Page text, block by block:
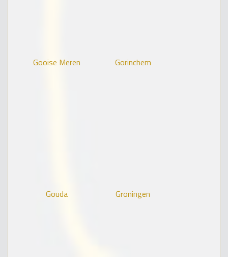
Gooise Meren Gorinchem
Gouda Groningen